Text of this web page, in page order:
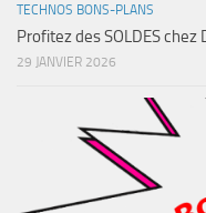
TECHNOS BONS-PLANS
Profitez des SOLDES chez
29 JANVIER 2026